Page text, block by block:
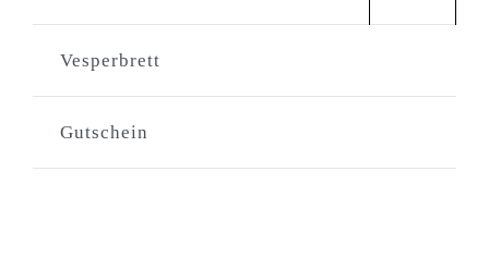
Vesperbrett
Gutschein